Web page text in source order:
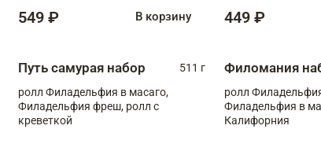
549 ₽ В корзину 449 ₽
Путь самурая набор
511 г
ролл Филадельфия в масаго,
Филадельфия фреш, ролл с
креветкой
Филомания
ролл
Филадельфия в
Калифорния